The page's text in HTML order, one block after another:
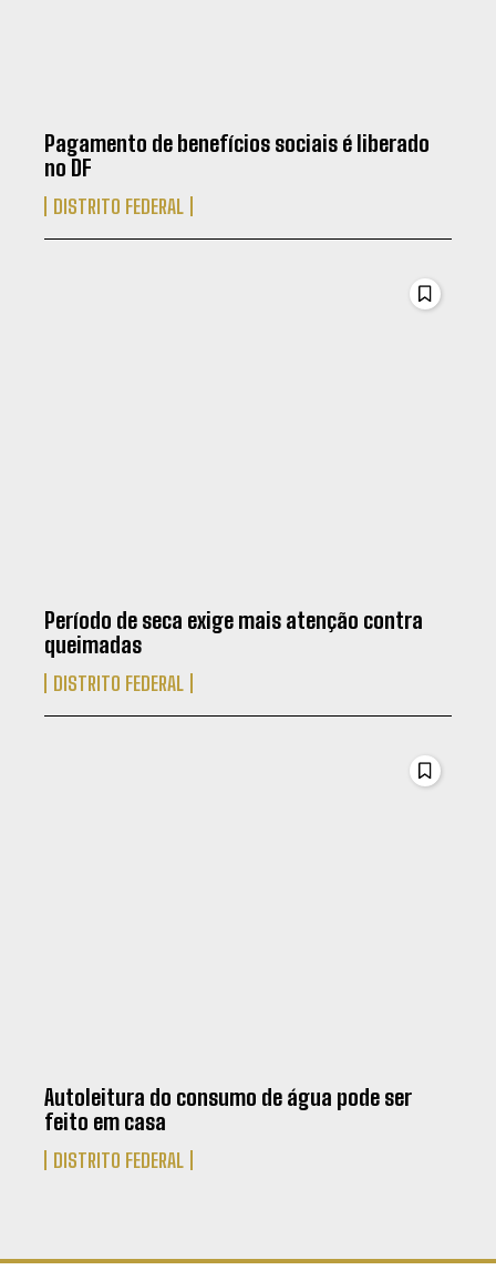
Pagamento de benefícios sociais é liberado
no DF
DISTRITO FEDERAL
Período de seca exige mais atenção contra
queimadas
DISTRITO FEDERAL
Autoleitura do consumo de água pode ser
feito em casa
DISTRITO FEDERAL